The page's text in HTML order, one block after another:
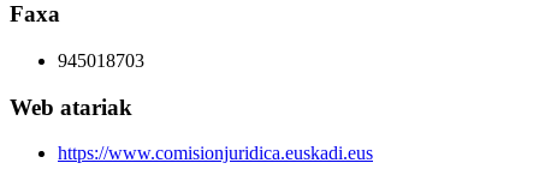
Faxa
945018703
Web atariak
https://www.comisionjuridica.euskadi.eus